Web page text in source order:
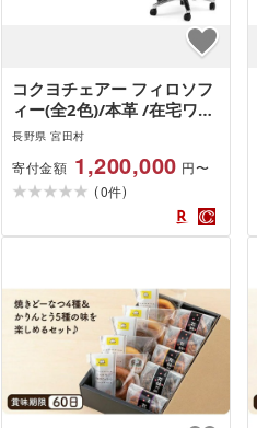
コクヨチェアー フィロソフ
ィー(全2色)/本革 /在宅ワー
ク・テレワークにお勧めの
長野県 宮田村
寄付金額 1,200,000 円〜
(0件)